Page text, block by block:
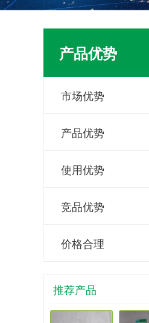
产品优势
市场优势
产品优势
使用优势
竞品优势
价格合理
推荐产品